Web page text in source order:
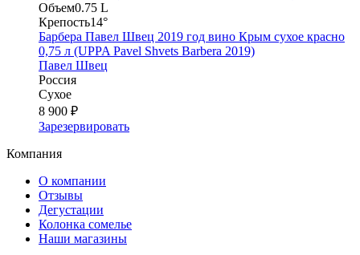
Объем0.75 L
Крепость14°
Барбера Павел Швец 2019 год вино Крым сухое красно
0,75 л (UPPA Pavel Shvets Barbera 2019)
Павел Швец
Россия
Сухое
8 900 ₽
Зарезервировать
Компания
О компании
Отзывы
Дегустации
Колонка сомелье
Наши магазины